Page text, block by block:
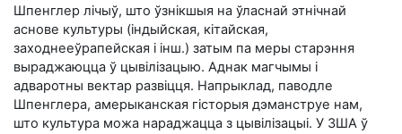
Шпенглер лічыў, што ўзнікшыя на ўласнай этнічнай
аснове культуры (індыйская, кітайская,
заходнееўрапейская і інш.) затым па меры старэння
выраджаюцца ў цывілізацыю. Аднак магчымы і
адваротны вектар развіцця. Напрыклад, паводле
Шпенглера, амерыканская гісторыя дэманструе нам,
што культура можа нараджацца з цывілізацыі. У ЗША ў